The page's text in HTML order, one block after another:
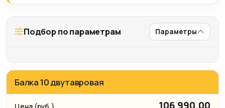
Подбор по параметрам Параметры
Балка 10 двутавровая